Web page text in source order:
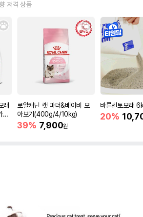
저격 상품
래
사
로얄캐닌 캣 마더&베이비 모
아보기(400g/4/10kg)
39% 7,900원
바른벤토모래
20%